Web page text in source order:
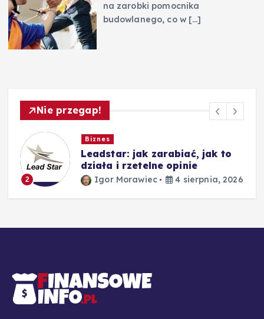
na zarobki pomocnika
budowlanego, co w […]
Nie przegap!
2
Biznes
Leadstar: jak zarabiać, jak to
działa i rzetelne opinie
Igor Morawiec 4 sierpnia, 2026